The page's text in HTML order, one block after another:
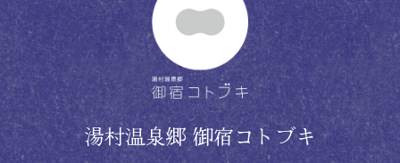
湯村温泉郷 御宿コトブキ